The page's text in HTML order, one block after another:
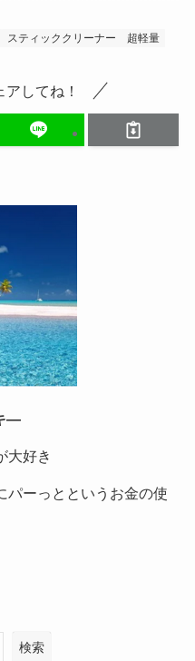
スティッククリーナー 超軽量
してね！
―
大好き
パーっとというお金の使
検索